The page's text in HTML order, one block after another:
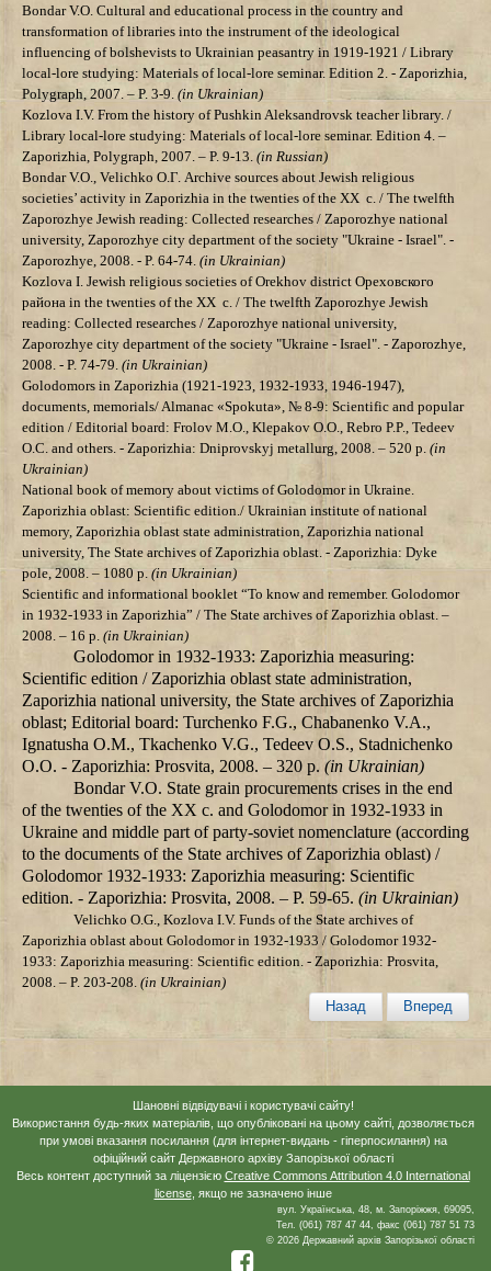
Bondar V.O. Cultural and educational process in the country and
transformation of libraries into the instrument of the ideological
influencing of bolshevists to Ukrainian peasantry in 1919-1921 / Library
local-lore studying: Materials of local-lore seminar. Edition 2. - Zaporizhia,
Polygraph, 2007. – P. 3-9. (in Ukrainian)
Kozlova I.V. From the history of Pushkin Aleksandrovsk teacher library. /
Library local-lore studying: Materials of local-lore seminar. Edition 4. –
Zaporizhia, Polygraph, 2007. – P. 9-13. (in Russian)
Bondar V.O., Velichko О.Г. Archive sources about Jewish religious
societies’ activity in Zaporizhia in the twenties of the ХХ c. / The twelfth
Zaporozhye Jewish reading: Collected researches / Zaporozhye national
university, Zaporozhye city department of the society "Ukraine - Israel". -
Zaporozhye, 2008. - P. 64-74. (in Ukrainian)
Kozlova I. Jewish religious societies of Orekhov district Ореховского
района in the twenties of the ХХ c. / The twelfth Zaporozhye Jewish
reading: Collected researches / Zaporozhye national university,
Zaporozhye city department of the society "Ukraine - Israel". - Zaporozhye,
2008. - P. 74-79. (in Ukrainian)
Golodomors in Zaporizhia (1921-1923, 1932-1933, 1946-1947),
documents, memorials/ Almanac «Spokuta», № 8-9: Scientific and popular
edition / Editorial board: Frolov М.О., Klepakov О.О., Rebro P.P., Tedeev
О.С. and others. - Zaporizhia: Dniprovskyj metallurg, 2008. – 520 p. (in
Ukrainian)
National book of memory about victims of Golodomor in Ukraine.
Zaporizhia oblast: Scientific edition./ Ukrainian institute of national
memory, Zaporizhia oblast state administration, Zaporizhia national
university, The State archives of Zaporizhia oblast. - Zaporizhia: Dyke
pole, 2008. – 1080 p. (in Ukrainian)
Scientific and informational booklet “To know and remember. Golodomor
in 1932-1933 in Zaporizhia” / The State archives of Zaporizhia oblast. –
2008. – 16 p. (in Ukrainian)
Golodomor in 1932-1933: Zaporizhia measuring:
Scientific edition / Zaporizhia oblast state administration,
Zaporizhia national university, the State archives of Zaporizhia
oblast; Editorial board: Turchenko F.G., Chabanenko V.А.,
Ignatusha О.М., Tkachenko V.G., Tedeev О.S., Stadnichenko
О.О. - Zaporizhia: Prosvita, 2008. – 320 p. (in Ukrainian)
Bondar V.O. State grain procurements crises in the end
of the twenties of the XX c. and Golodomor in 1932-1933 in
Ukraine and middle part of party-soviet nomenclature (according
to the documents of the State archives of Zaporizhia oblast) /
Golodomor 1932-1933: Zaporizhia measuring: Scientific
edition. - Zaporizhia: Prosvita, 2008. – P. 59-65. (in Ukrainian)
Velichko О.G., Kozlova I.V. Funds of the State archives of
Zaporizhia oblast about Golodomor in 1932-1933 / Golodomor 1932-
1933: Zaporizhia measuring: Scientific edition. - Zaporizhia: Prosvita,
2008. – P. 203-208. (in Ukrainian)
Назад
Вперед
Шановні відвідувачі і користувачі сайту!
Використання будь-яких матеріалів, що опубліковані на цьому сайті, дозволяється
при умові вказання посилання (для інтернет-видань - гіперпосилання) на
офіційний сайт Державного архіву Запорізької області
Весь контент доступний за ліцензією Creative Commons Attribution 4.0 International
license, якщо не зазначено інше
вул. Українська, 48, м. Запоріжжя, 69095,
Тел. (061) 787 47 44, факс (061) 787 51 73
© 2026 Державний архів Запорізької області